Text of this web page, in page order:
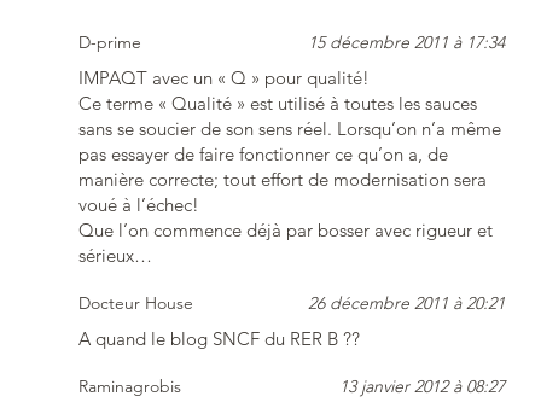
D-prime 15 décembre 2011 à 17:34
IMPAQT avec un « Q » pour qualité!
Ce terme « Qualité » est utilisé à toutes les sauces
sans se soucier de son sens réel. Lorsqu’on n’a même
pas essayer de faire fonctionner ce qu’on a, de
manière correcte; tout effort de modernisation sera
voué à l’échec!
Que l’on commence déjà par bosser avec rigueur et
sérieux…
Docteur House 26 décembre 2011 à 20:21
A quand le blog SNCF du RER B ??
Raminagrobis 13 janvier 2012 à 08:27